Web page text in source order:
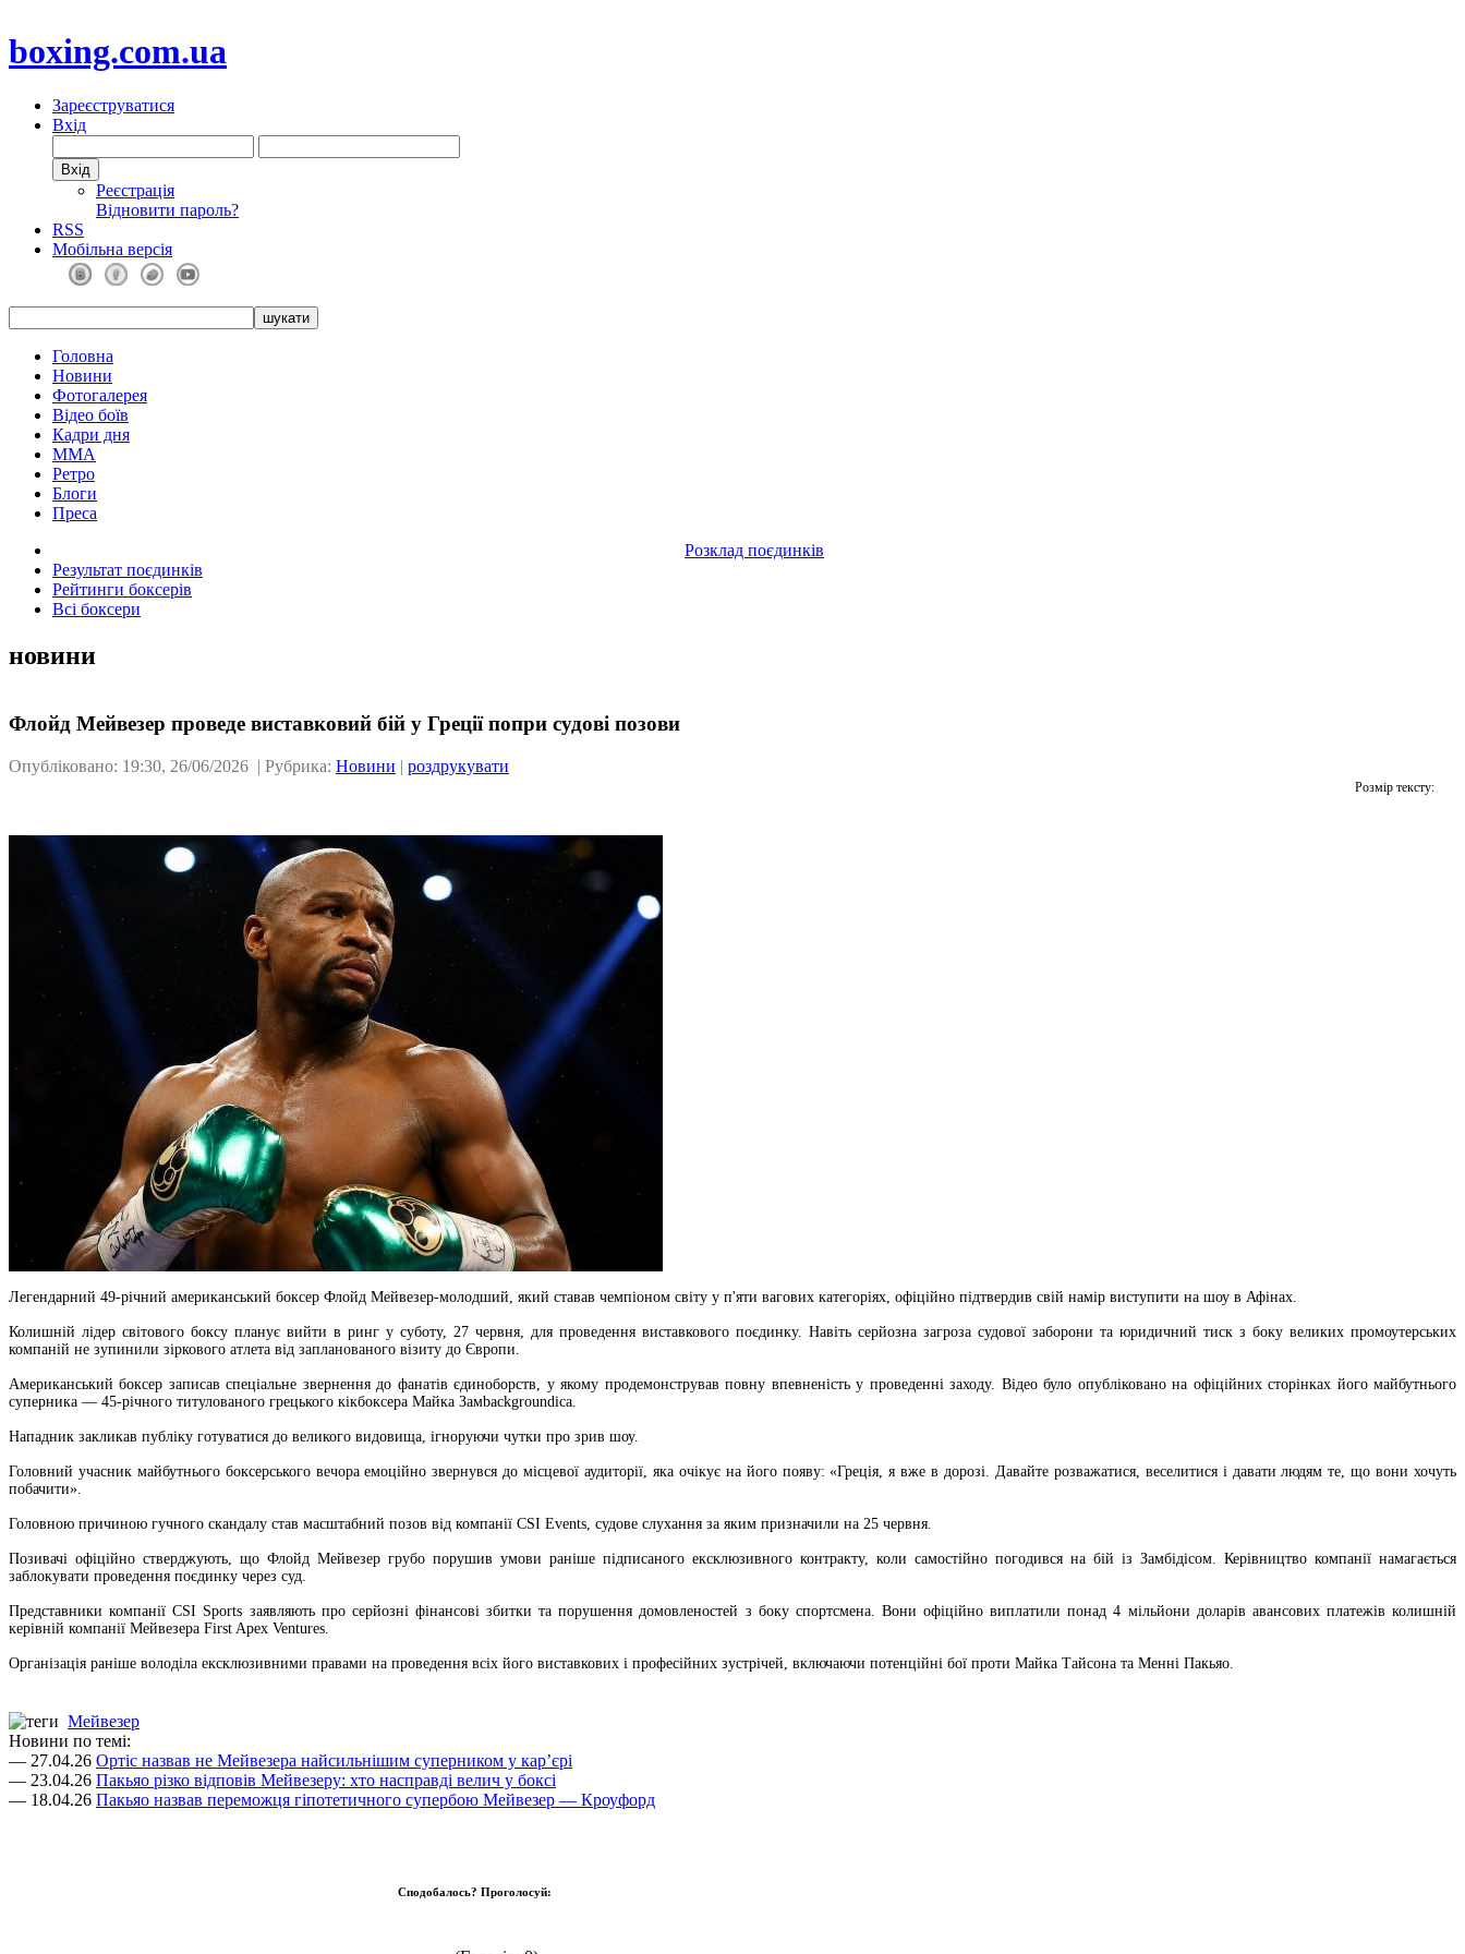
boxing.com.ua
Зареєструватися
Вхід
Реєстрація
Відновити пароль?
RSS
Мобільна версія
Головна
Новини
Фотогалерея
Відео боїв
Кадри дня
ММА
Ретро
Блоги
Преса
Розклад поєдинків
Результат поєдинків
Рейтинги боксерів
Всі боксери
новини
Флойд Мейвезер проведе виставковий бій у Греції попри судові позови
Опубліковано: 19:30, 26/06/2026 | Рубрика: Новини | роздрукувати
Розмір тексту:
Легендарний 49-річний американський боксер Флойд Мейвезер-молодший, який ставав чемпіоном світу у п'яти вагових категоріях, офіційно підтвердив свій намір виступити на шоу в Афінах.
Колишній лідер світового боксу планує вийти в ринг у суботу, 27 червня, для проведення виставкового поєдинку. Навіть серйозна загроза судової заборони та юридичний тиск з боку великих промоутерських
компаній не зупинили зіркового атлета від запланованого візиту до Європи.
Американський боксер записав спеціальне звернення до фанатів єдиноборств, у якому продемонстрував повну впевненість у проведенні заходу. Відео було опубліковано на офіційних сторінках його майбутнього
суперника — 45-річного титулованого грецького кікбоксера Майка Замbackgroundіса.
Нападник закликав публіку готуватися до великого видовища, ігноруючи чутки про зрив шоу.
Головний учасник майбутнього боксерського вечора емоційно звернувся до місцевої аудиторії, яка очікує на його появу: «Греція, я вже в дорозі. Давайте розважатися, веселитися і давати людям те, що вони хочуть
побачити».
Головною причиною гучного скандалу став масштабний позов від компанії CSI Events, судове слухання за яким призначили на 25 червня.
Позивачі офіційно стверджують, що Флойд Мейвезер грубо порушив умови раніше підписаного ексклюзивного контракту, коли самостійно погодився на бій із Замбідісом. Керівництво компанії намагається
заблокувати проведення поєдинку через суд.
Представники компанії CSI Sports заявляють про серйозні фінансові збитки та порушення домовленостей з боку спортсмена. Вони офіційно виплатили понад 4 мільйони доларів авансових платежів колишній
керівній компанії Мейвезера First Apex Ventures.
Організація раніше володіла ексклюзивними правами на проведення всіх його виставкових і професійних зустрічей, включаючи потенційні бої проти Майка Тайсона та Менні Пакьяо.
Мейвезер
Новини по темі:
— 27.04.26 Ортіс назвав не Мейвезера найсильнішим суперником у кар’єрі
— 23.04.26 Пакьяо різко відповів Мейвезеру: хто насправді велич у боксі
— 18.04.26 Пакьяо назвав переможця гіпотетичного супербою Мейвезер — Кроуфорд
Сподобалось? Проголосуй: